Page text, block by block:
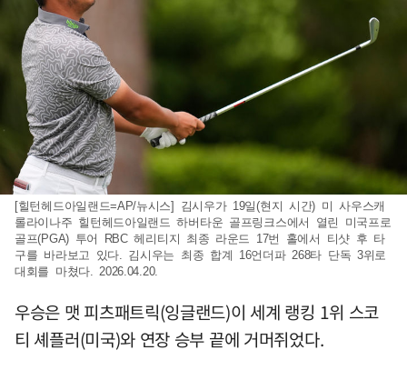
[힐턴헤드아일랜드=AP/뉴시스] 김시우가 19일(현지 시간) 미 사우스캐
롤라이나주 힐턴헤드아일랜드 하버타운 골프링크스에서 열린 미국프로
골프(PGA) 투어 RBC 헤리티지 최종 라운드 17번 홀에서 티샷 후 타
구를 바라보고 있다. 김시우는 최종 합계 16언더파 268타 단독 3위로
대회를 마쳤다. 2026.04.20.
우승은 맷 피츠패트릭(잉글랜드)이 세계 랭킹 1위 스코
티 셰플러(미국)와 연장 승부 끝에 거머쥐었다.